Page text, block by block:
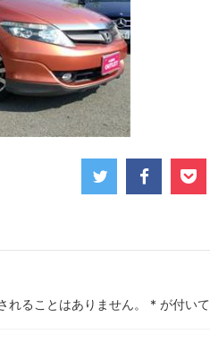
れることはありません。 * が付い